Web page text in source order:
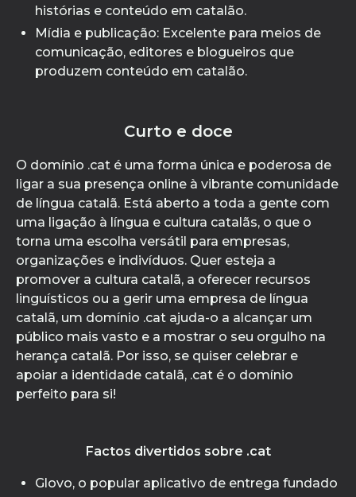
histórias e conteúdo em catalão.
Mídia e publicação: Excelente para meios de
comunicação, editores e blogueiros que
produzem conteúdo em catalão.
Curto e doce
O domínio .cat é uma forma única e poderosa de
ligar a sua presença online à vibrante comunidade
de língua catalã. Está aberto a toda a gente com
uma ligação à língua e cultura catalãs, o que o
torna uma escolha versátil para empresas,
organizações e indivíduos. Quer esteja a
promover a cultura catalã, a oferecer recursos
linguísticos ou a gerir uma empresa de língua
catalã, um domínio .cat ajuda-o a alcançar um
público mais vasto e a mostrar o seu orgulho na
herança catalã. Por isso, se quiser celebrar e
apoiar a identidade catalã, .cat é o domínio
perfeito para si!
Factos divertidos sobre .cat
Glovo, o popular aplicativo de entrega fundado